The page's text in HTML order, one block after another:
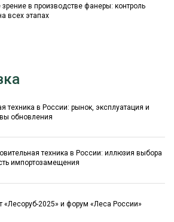
в производстве фанеры: контроль
всех этапах
техника в России: рынок, эксплуатация и
обновления
техника в России: иллюзия выбора
импортозамещения
«Лесоруб-2025» и форум «Леса России»